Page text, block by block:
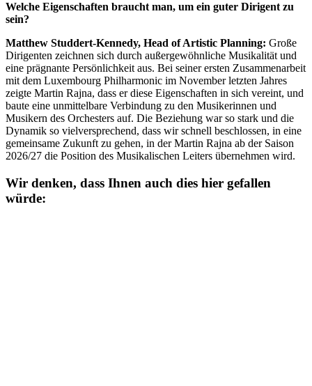
Welche Eigenschaften braucht man, um ein guter Dirigent zu
sein?
Matthew Studdert-Kennedy, Head of Artistic Planning: Große
Dirigenten zeichnen sich durch außergewöhnliche Musikalität und
eine prägnante Persönlichkeit aus. Bei seiner ersten Zusammenarbeit
mit dem Luxembourg Philharmonic im November letzten Jahres
zeigte Martin Rajna, dass er diese Eigenschaften in sich vereint, und
baute eine unmittelbare Verbindung zu den Musikerinnen und
Musikern des Orchesters auf. Die Beziehung war so stark und die
Dynamik so vielversprechend, dass wir schnell beschlossen, in eine
gemeinsame Zukunft zu gehen, in der Martin Rajna ab der Saison
2026/27 die Position des Musikalischen Leiters übernehmen wird.
Wir denken, dass Ihnen auch dies hier gefallen
würde: